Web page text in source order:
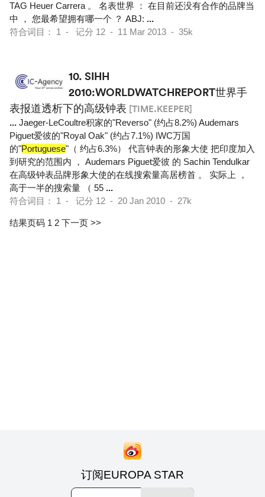
TAG Heuer Carrera 。 名表世界 ： 在目前还没有合作的品牌当
中 ， 您最希望拥有哪一个 ？ ABJ: ...
符合词目： 1 - 记分 12 - 11 Mar 2013 - 35k
10. SIHH
2010:WORLDWATCHREPORT世界手
表报道透析下的高级钟表 [TIME.KEEPER]
... Jaeger-LeCoultre积家的"Reverso" (约占8.2%) Audemars
Piguet爱彼的"Royal Oak" (约占7.1%) IWC万国
的"Portuguese"（ 约占6.3%） 代言钟表的形象大使 把印度加入
到研究的范围内 ， Audemars Piguet爱彼 的 Sachin Tendulkar
在高级钟表品牌形象大使的在线搜索量高居榜首 。 实际上 ，
高于一半的搜索量 （ 55 ...
符合词目： 1 - 记分 12 - 20 Jan 2010 - 27k
结果页码 1 2 下一页 >>
订阅EUROPA STAR